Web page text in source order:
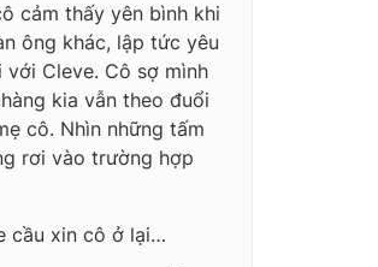
cảm thấy yên bình khi
ông khác, lập tức yêu
Cleve. Cô sợ mình
kia vẫn theo đuổi
cô. Nhìn những tấm
rơi vào trường hợp
cầu xin cô ở lại…